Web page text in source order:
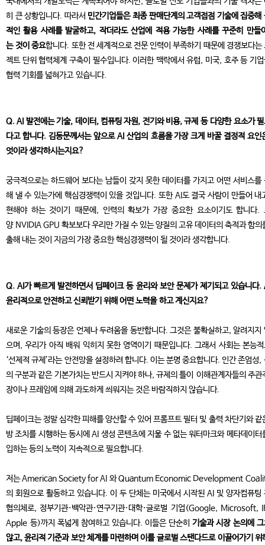
히 큰 상황입니다. 따라서 민간기업들은 최종 판매단계의 고객접점 기술에 집중해
적인 활용 사례를 발굴하고, 작더라도 산업에 적용 가능한 사례를 꾸준히 만들
는 것이 중요합니다. 또한 전 세계적으로 전문 인력이 부족하기 때문에 경쟁보다는
젝트 단위 협력체계 구축이 필수입니다. 이러한 맥락에서 유럽, 미국, 호주 등 기
협력 기회를 넓혀가고 있습니다.
Q. AI 발전에는 기술, 데이터, 컴퓨팅 자원, 전기와 비용, 규제 등 다양한 요소가
다고 합니다. 김동문께서는 앞으로 AI 산업의 흐름을 가장 크게 바꿀 결정적 요인
엇이라 생각하시는지요?
궁극적으로는 하드웨어 보다는 남들이 갖지 못한 데이터를 가지고 어떤 서비스를
해 낼 수 있는가에 핵심경쟁력이 있을 것입니다. 또한 AI도 결국 사람이 만들어 내
현해야 하는 것이기 때문에, 인력의 확보가 가장 중요한 요소이기도 합니다.
양 NVIDIA GPU 확보보다 우리만 가질 수 있는 양질의 고유 데이터의 축적과 함의
출해 내는 것이 지금의 가장 중요한 핵심경쟁력이 될 것이라 생각합니다.
Q. AI가 빠르게 발전하면서 딥페이크 등 윤리와 보안 문제가 제기되고 있습니다.
윤리적으로 안전하고 신뢰받기 위해 어떤 노력을 하고 계신지요?
새로운 기술의 등장은 언제나 두려움을 동반합니다. 그것은 불확실하고, 알려지지
으며, 우리가 아직 배워 익히지 못한 영역이기 때문입니다. 그래서 사회는 본능
‘선제적 규제’라는 안전망을 설정하려 합니다. 이는 분명 중요합니다. 인간 존엄성,
의 구분과 같은 기본가치는 반드시 지켜야 하나, 규제의 틀이 이해관계자들의 주관
장이나 프레임에 의해 과도하게 씌워지는 것은 바람직하지 않습니다.
딥페이크는 정말 심각한 피해를 양산할 수 있어 프롬프트 필터 및 출력 차단기와 같
방 조치를 시행하는 동시에 AI 생성 콘텐츠에 지울 수 없는 워터마크와 메타데이터
입하는 등의 노력이 지속적으로 필요합니다.
저는 American Society for AI 와 Quantum Economic Development
의 회원으로 활동하고 있습니다. 이 두 단체는 미국에서 시작된 AI 및 양자컴퓨팅
협의체로, 정부기관·백악관·연구기관·대학·글로벌 기업(Google, Microsoft,
Apple 등)까지 폭넓게 참여하고 있습니다. 이들은 단순히 기술과 시장 논의에
않고, 윤리적 기준과 보안 체계를 마련하며 이를 글로벌 스탠다드로 이끌어가기 위